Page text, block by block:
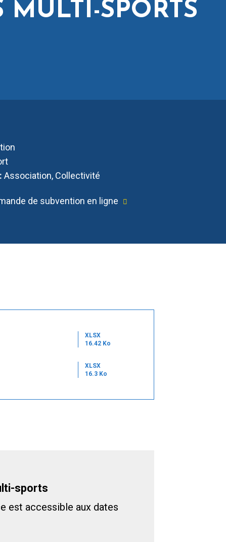
SPORTS
Association, Collectivité
de subvention en ligne
XLSX
16.42 Ko
XLSX
16.3 Ko
sports
est accessible aux dates